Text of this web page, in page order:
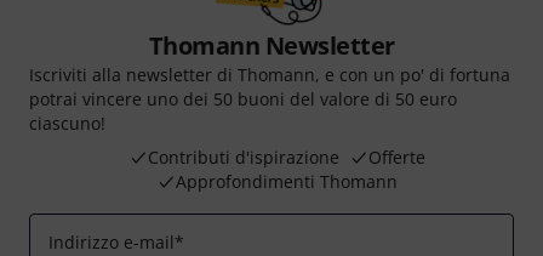
Thomann Newsletter
Iscriviti alla newsletter di Thomann, e con un po' di fortuna
potrai vincere uno dei 50 buoni del valore di 50 euro
ciascuno!
Contributi d'ispirazione
Offerte
Approfondimenti Thomann
Indirizzo e-mail*